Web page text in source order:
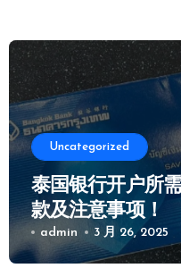
Uncategorized
泰国银行开户所
款及注意事项！
admin 3 月 26, 2025